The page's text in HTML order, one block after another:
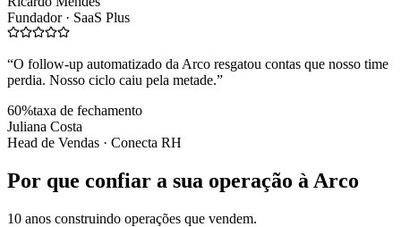
Fundador · SaaS Plus
“O follow-up automatizado da Arco resgatou contas que nosso time
perdia. Nosso ciclo caiu pela metade.”
60%taxa de fechamento
Juliana Costa
Head de Vendas · Conecta RH
Por que confiar a sua operação à Arco
10 anos construindo operações que vendem.